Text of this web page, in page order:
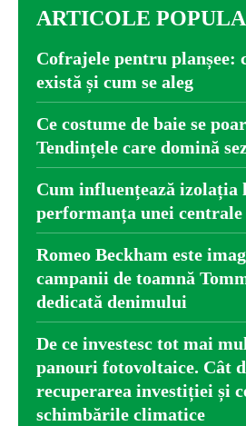
ARTICOLE
Cofrajele pentru planșee:
există și cum se aleg
Ce costume de baie se
Tendințele care domină
Cum influențează izolația
performanța unei centrale
Romeo Beckham este
campanii de toamnă
dedicată denimului
De ce investesc tot mai
panouri fotovoltaice. Cât
recuperarea investiției și
schimbările climatice